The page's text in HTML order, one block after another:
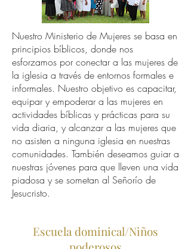
Nuestro Ministerio de Mujeres se basa en
principios bíblicos, donde nos
esforzamos por conectar a las mujeres de
la iglesia a través de entornos formales e
informales. Nuestro objetivo es capacitar,
equipar y empoderar a las mujeres en
actividades bíblicas y prácticas para su
vida diaria, y alcanzar a las mujeres que
no asisten a ninguna iglesia en nuestras
comunidades. También deseamos guiar a
nuestras jóvenes para que lleven una vida
piadosa y se sometan al Señorío de
Jesucristo.
Escuela dominical/Niños